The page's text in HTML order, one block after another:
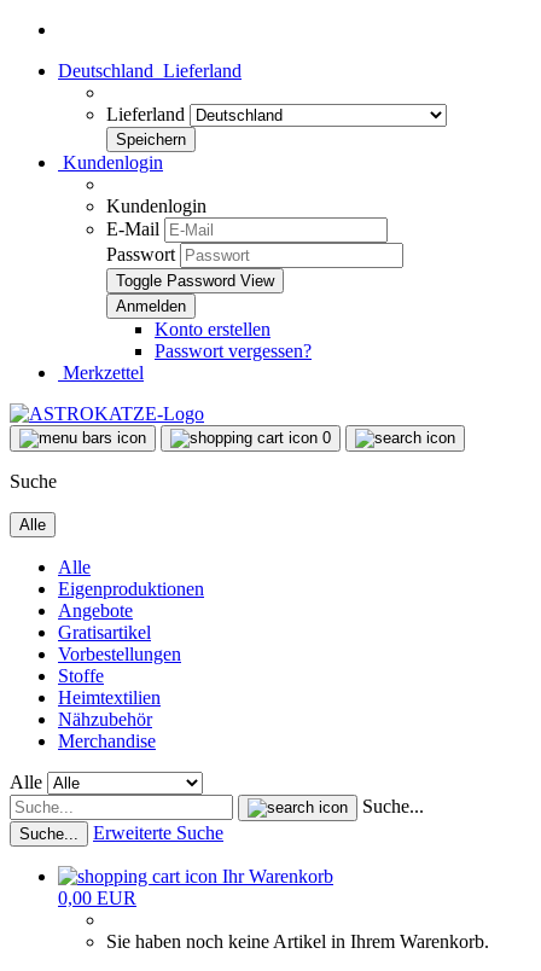
Deutschland Lieferland
Lieferland
Kundenlogin
Kundenlogin
E-Mail
Passwort
Toggle Password View
Konto erstellen
Passwort vergessen?
Merkzettel
0
Suche
Alle
Alle
Eigenproduktionen
Angebote
Gratisartikel
Vorbestellungen
Stoffe
Heimtextilien
Nähzubehör
Merchandise
Alle
Suche...
Suche... Erweiterte Suche
Ihr Warenkorb
0,00 EUR
Sie haben noch keine Artikel in Ihrem Warenkorb.